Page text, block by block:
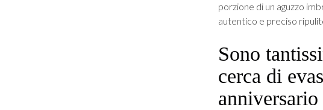
porzione di un aguzzo
autentico e preciso
Sono
cerca di